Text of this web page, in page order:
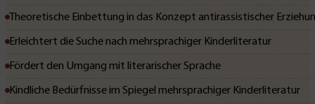
Theoretische Einbettung in das Konzept antirassistischer
Erleichtert die Suche nach mehrsprachiger Kinderliteratur
Fördert den Umgang mit literarischer Sprache
Kindliche Bedürfnisse im Spiegel mehrsprachiger Kinderliteratur